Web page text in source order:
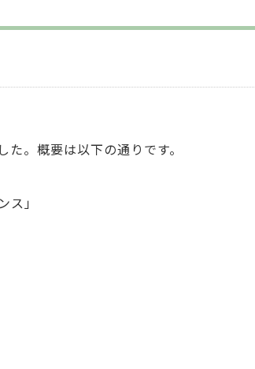
。概要は以下の通りです。
」